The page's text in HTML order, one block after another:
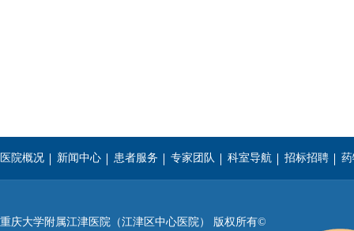
医院概况 新闻中心 患者服务 专家团队 科室导航 招标招聘
重庆大学附属江津医院（江津区中心医院） 版权所有©